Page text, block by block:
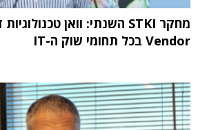
Vendor בכל תחומי שוק ה-IT